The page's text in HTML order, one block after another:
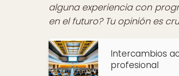
alguna experiencia con
en el futuro? Tu opinión es
Intercambios
profesional